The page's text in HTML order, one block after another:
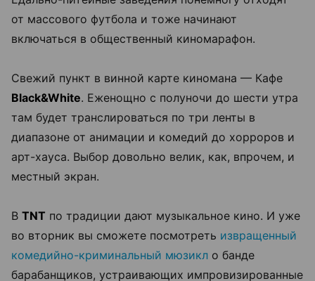
от массового футбола и тоже начинают
включаться в общественный киномарафон.
Свежий пункт в винной карте киномана — Кафе
Black&White. Еженощно с полуночи до шести утра
там будет транслироваться по три ленты в
диапазоне от анимации и комедий до хорроров и
арт-хауса. Выбор довольно велик, как, впрочем, и
местный экран.
В TNT по традиции дают музыкальное кино. И уже
во вторник вы сможете посмотреть извращенный
комедийно-криминальный мюзикл о банде
барабанщиков, устраивающих импровизированные